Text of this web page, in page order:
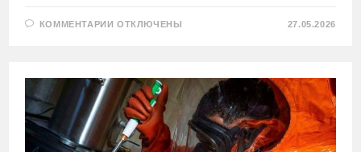
КОММЕНТАРИИ К
КИЕВ
ПРОВОЦИРУЕТ
КОНФЛИКТ
С
БЕЛОРУССИЕЙ
ОТКЛЮЧЕНЫ 27.05.2026